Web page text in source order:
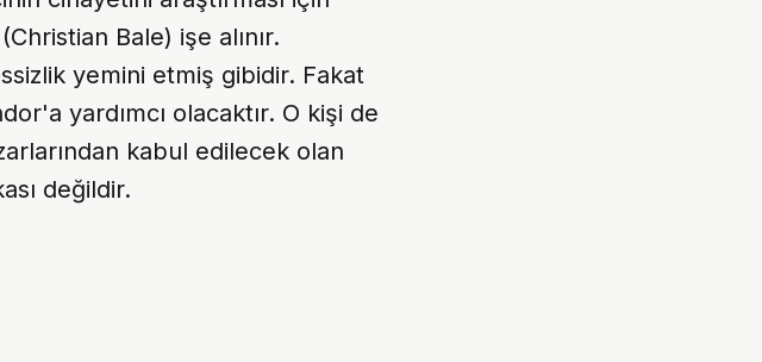
Bale) işe alınır.
yemini etmiş gibidir. Fakat
yardımcı olacaktır. O kişi de
kabul edilecek olan
değildir.